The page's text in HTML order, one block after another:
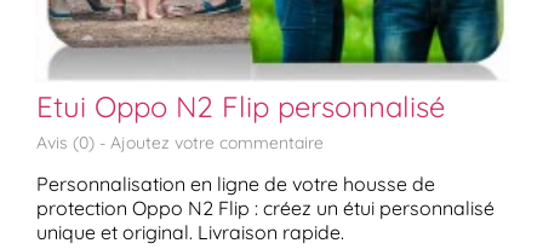
Etui Oppo N2 Flip personnalisé
Avis (0) - Ajoutez votre commentaire
Personnalisation en ligne de votre housse de
protection Oppo N2 Flip : créez un étui personnalisé
unique et original. Livraison rapide.